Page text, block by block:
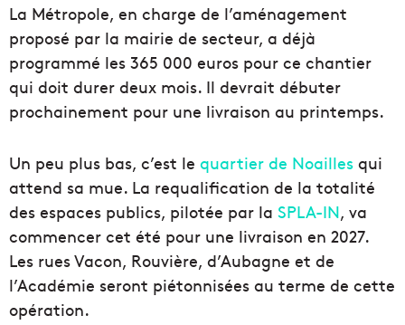
La Métropole, en charge de l’aménagement
proposé par la mairie de secteur, a déjà
programmé les 365 000 euros pour ce chantier
qui doit durer deux mois. Il devrait débuter
prochainement pour une livraison au printemps.
Un peu plus bas, c’est le quartier de Noailles qui
attend sa mue. La requalification de la totalité
des espaces publics, pilotée par la SPLA-IN, va
commencer cet été pour une livraison en 2027.
Les rues Vacon, Rouvière, d’Aubagne et de
l’Académie seront piétonnisées au terme de cette
opération.